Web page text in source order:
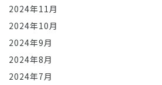
2024年11月
2024年10月
2024年9月
2024年8月
2024年7月